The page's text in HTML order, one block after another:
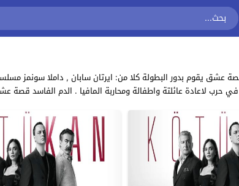
لاعادة عائلتة واطفالة ومحاربة المافيا . الدم الفاسد